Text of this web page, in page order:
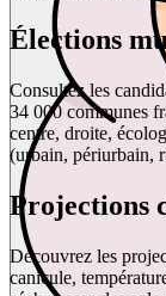
Élections
Consultez les
34 000 communes
centre, droite,
(urbain, périurbain,
Projections
Découvrez les
canicule,